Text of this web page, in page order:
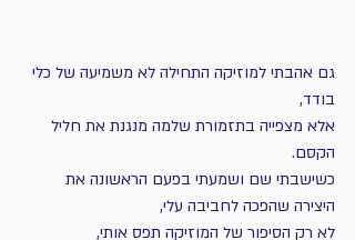
גם אהבתי למוזיקה התחילה לא משמיעה של כלי
בודד,
אלא מצפייה בתזמורת שלמה מנגנת את חליל
הקסם.
כשישבתי שם ושמעתי בפעם הראשונה את
היצירה שהפכה לחביבה עלי,
לא רק הסיפור של המוזיקה תפס אותי,